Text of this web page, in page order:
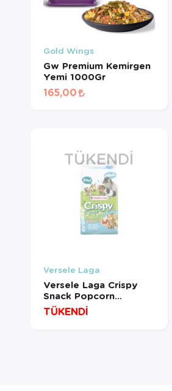
Gold Wings
Gw Premium Kemirgen
Yemi 1000Gr
165,00
TÜKENDI
Versele Laga
Versele Laga Crispy
Snack Popcorn
Lezzetli Atıştırmalık
650 Gr
TÜKENDİ